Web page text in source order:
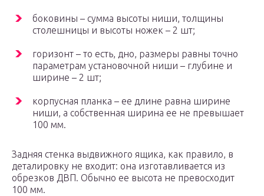
боковины – сумма высоты ниши, толщины
столешницы и высоты ножек – 2 шт;
горизонт – то есть, дно, размеры равны точно
параметрам установочной ниши – глубине и
ширине – 2 шт;
корпусная планка – ее длине равна ширине
ниши, а собственная ширина ее не превышает
100 мм.
Задняя стенка выдвижного ящика, как правило, в
деталировку не входит: она изготавливается из
обрезков ДВП. Обычно ее высота не превосходит
100 мм.